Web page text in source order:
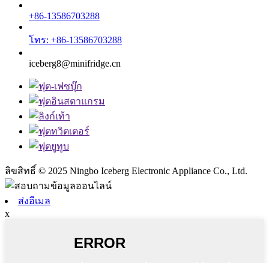
+86-13586703288
โทร: +86-13586703288
iceberg8@minifridge.cn
ลิขสิทธิ์ © 2025 Ningbo Iceberg Electronic Appliance Co., Ltd.
ส่งอีเมล
x